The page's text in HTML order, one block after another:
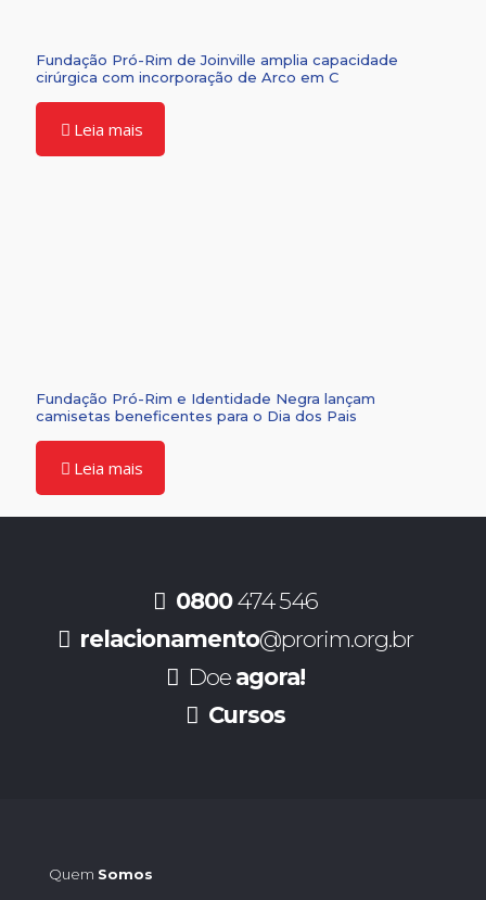
Fundação Pró-Rim de Joinville amplia capacidade
cirúrgica com incorporação de Arco em C
Leia mais
Fundação Pró-Rim e Identidade Negra lançam
camisetas beneficentes para o Dia dos Pais
Leia mais
0800474 546
relacionamento@prorim.org.br
Doe agora!
Cursos
Quem Somos